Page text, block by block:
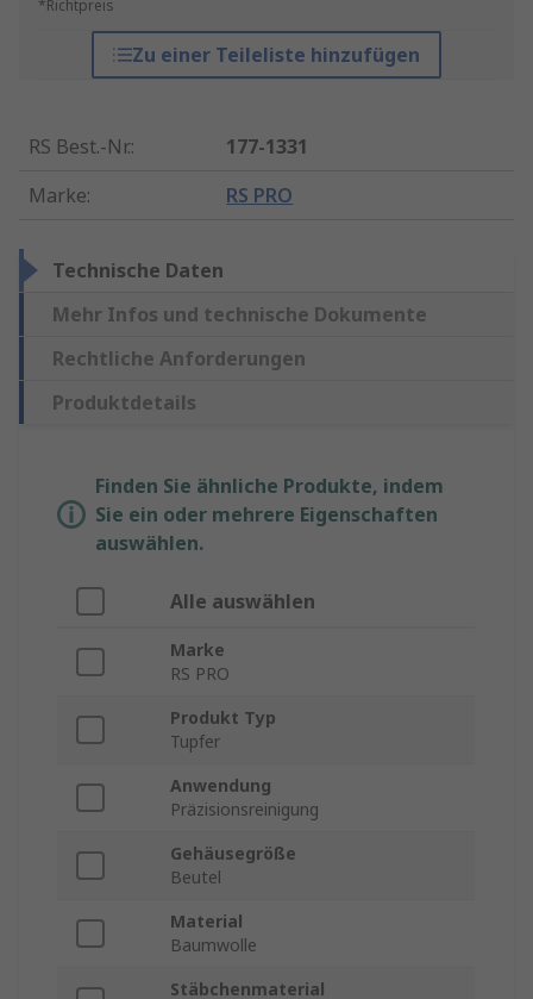
*Richtpreis
Zu einer Teileliste hinzufügen
RS Best.-Nr.:
177-1331
Marke: RS PRO
Technische Daten
Mehr Infos und technische Dokumente
Rechtliche Anforderungen
Produktdetails
Finden Sie ähnliche Produkte, indem
Sie ein oder mehrere Eigenschaften
auswählen.
Alle auswählen
Marke
RS PRO
Produkt Typ
Tupfer
Anwendung
Präzisionsreinigung
Gehäusegröße
Beutel
Material
Baumwolle
Stäbchenmaterial